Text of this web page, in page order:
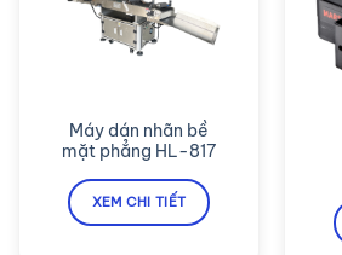
Máy dán nhãn bề
mặt phẳng HL-817
XEM CHI TIẾT